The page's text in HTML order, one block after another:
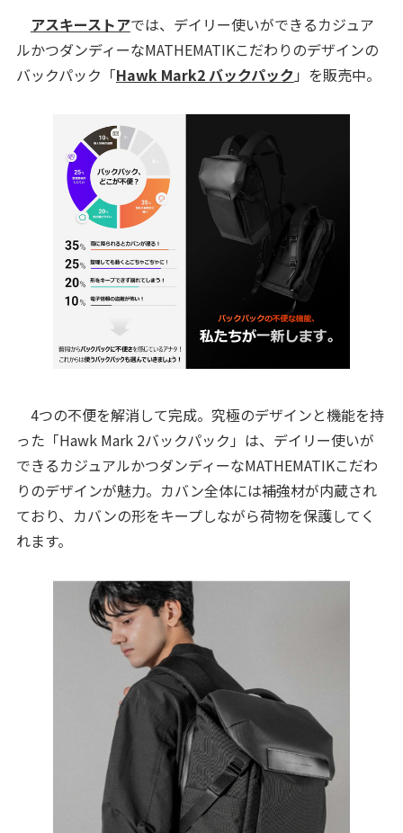
アスキーストアでは、デイリー使いができるカジュア
ルかつダンディーなMATHEMATIKこだわりのデザインの
バックパック「Hawk Mark2 バックパック 」を販売中。
4つの不便を解消して完成。究極のデザインと機能を持
った「Hawk Mark 2バックパック」は、デイリー使いが
できるカジュアルかつダンディーなMATHEMATIKこだわ
りのデザインが魅力。カバン全体には補強材が内蔵され
ており、カバンの形をキープしながら荷物を保護してく
れます。